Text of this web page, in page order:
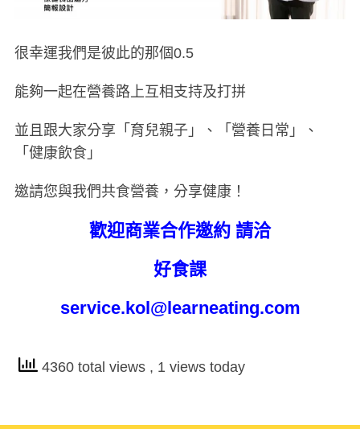
很幸運我們是彼此的那個0.5
能夠一起在營養路上互相支持及打拼
並且跟大家分享「育兒親子」、「營養日常」、
「健康飲食」
邀請您與我們共食營養，分享健康！
歡迎商業合作邀約 請洽
好食課
service.kol@learneating.com
4360 total views , 1 views today
e
r
c
r
: